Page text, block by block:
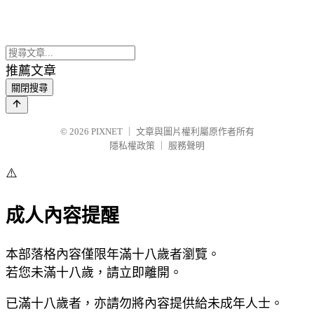
推薦文章
關閉搜尋
© 2026 PIXNET
文章與圖片權利屬原作者所有
隱私權政策
服務聲明
⚠️
成人內容提醒
本部落格內容僅限年滿十八歲者瀏覽。
若您未滿十八歲，請立即離開。
已滿十八歲者，亦請勿將內容提供給未成年人士。